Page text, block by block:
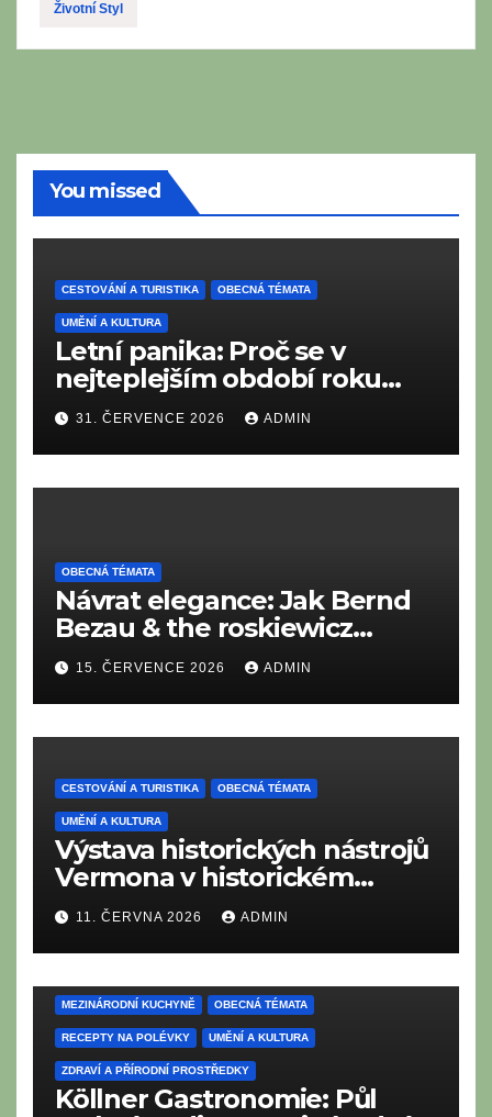
Životní Styl
You missed
CESTOVÁNÍ A TURISTIKA OBECNÁ TÉMATA
UMĚNÍ A KULTURA
Letní panika: Proč se v
nejteplejším období roku
neustále něčeho bojíme?
31. ČERVENCE 2026 ADMIN
OBECNÁ TÉMATA
Návrat elegance: Jak Bernd
Bezau & the roskiewicz
orchestra oživují zlatou éru
Easy Listening a kráčí ve
stopách legend
15. ČERVENCE 2026 ADMIN
CESTOVÁNÍ A TURISTIKA OBECNÁ TÉMATA
UMĚNÍ A KULTURA
Výstava historických nástrojů
Vermona v historickém
Profen Festival Hall
11. ČERVNA 2026 ADMIN
MEZINÁRODNÍ KUCHYNĚ OBECNÁ TÉMATA
RECEPTY NA POLÉVKY UMĚNÍ A KULTURA
ZDRAVÍ A PŘÍRODNÍ PROSTŘEDKY
Köllner Gastronomie: Půl